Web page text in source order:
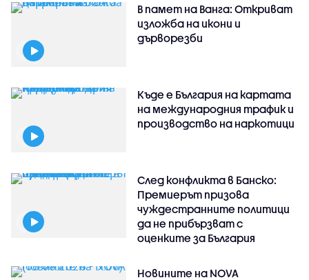
В памет на Ванга: Откриват
изложба на икони и
дърворезби
Къде е България на картата
на международния трафик и
производство на наркотици
След конфликта в Банско:
Премиерът призова
чуждестранните политици
да не прибързват с
оценките за България
Новините на NOVA